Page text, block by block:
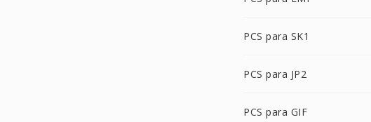
PCS para SK1
PCS para JP2
PCS para GIF